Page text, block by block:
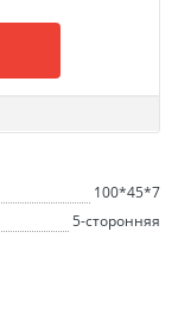
100*45*7
5-сторонняя